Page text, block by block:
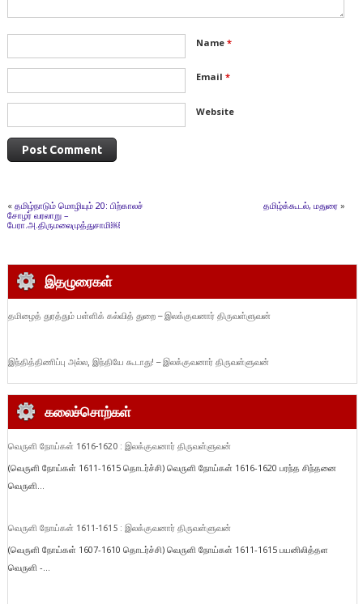
Name *
Email *
Website
« தமிழ்நாடும் மொழியும் 20: பிற்காலச்
சோழர் வரலாறு –
பேரா.அ.திருமலைமுத்துசாமி￼
தமிழ்க்கூடல், மதுரை »
இதழுரைகள்
தமிழைத் துரத்தும் பள்ளிக் கல்வித் துறை – இலக்குவனார் திருவள்ளுவன்
இந்தித்திணிப்பு அல்ல, இந்தியே கூடாது! – இலக்குவனார் திருவள்ளுவன்
கலைச்சொற்கள்
வெருளி நோய்கள் 1616-1620 : இலக்குவனார் திருவள்ளுவன்
(வெருளி நோய்கள் 1611-1615 தொடர்ச்சி) வெருளி நோய்கள் 1616-1620 பரந்த சிந்தனை
வெருளி...
வெருளி நோய்கள் 1611-1615 : இலக்குவனார் திருவள்ளுவன்
(வெருளி நோய்கள் 1607-1610 தொடர்ச்சி) வெருளி நோய்கள் 1611-1615 பயனிலித்தள
வெருளி -...